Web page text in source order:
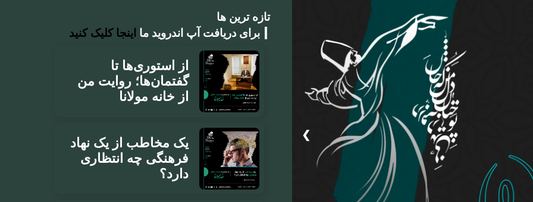
❯
تازه ترین ها
برای دریافت آپ اندروید ما اینجا کلیک کنید
از استوری‌ها تا
گفتمان‌ها؛ روایت من
از خانه مولانا
یک مخاطب از یک نهاد
فرهنگی چه انتظاری
دارد؟